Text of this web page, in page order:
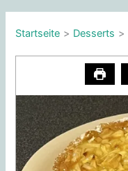
Startseite Desserts